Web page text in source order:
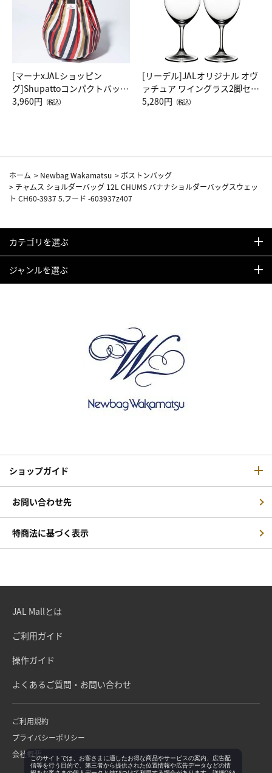
[マーナxJALショッピン
グ]Shupattoコンパクトバッグ
Drop JAL客室乗務員（LC）ス
3,960円 （税込）
[リーデル]JALオリジナル オヴ
ァチュア ワイングラス2脚セッ
ト（レッドワイン）
5,280円 （税込）
ホーム > Newbag Wakamatsu > ボストンバッグ
> チャムス ショルダーバッグ 12L CHUMS バナナショルダーバッグスウェッ
ト CH60-3937 5.フード -603937z407
カテゴリを選ぶ
ジャンルを選ぶ
ショップガイド
お問い合わせ先
特商法に基づく表示
JAL Mallとは
ご利用ガイド
操作ガイド
よくあるご質問・お問い合わせ
ご利用規約
プライバシーポリシー
会社概要このサイトでは、お客さまに適したお得な商品やサービスの案内、広告配
信等を行う目的で、第三者から提供された位置情報や広告データなどの情